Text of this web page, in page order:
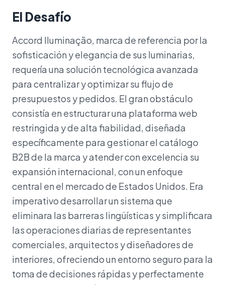
El Desafío
Accord Iluminação, marca de referencia por la
sofisticación y elegancia de sus luminarias,
requería una solución tecnológica avanzada
para centralizar y optimizar su flujo de
presupuestos y pedidos. El gran obstáculo
consistía en estructurar una plataforma web
restringida y de alta fiabilidad, diseñada
específicamente para gestionar el catálogo
B2B de la marca y atender con excelencia su
expansión internacional, con un enfoque
central en el mercado de Estados Unidos. Era
imperativo desarrollar un sistema que
eliminara las barreras lingüísticas y simplificara
las operaciones diarias de representantes
comerciales, arquitectos y diseñadores de
interiores, ofreciendo un entorno seguro para la
toma de decisiones rápidas y perfectamente